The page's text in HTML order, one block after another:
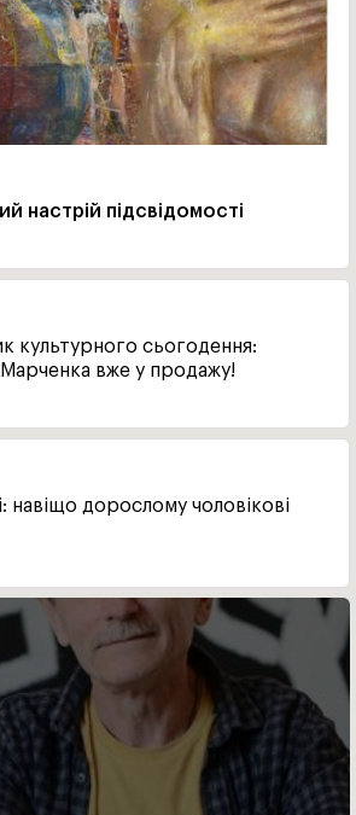
настрій підсвідомості
культурного сьогодення:
вже у продажу!
навіщо дорослому чоловікові